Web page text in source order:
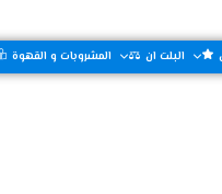
المشروبات و القهوة البلت ان